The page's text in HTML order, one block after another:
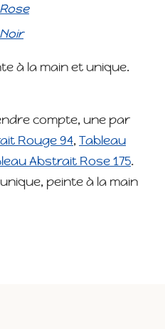
à la main et unique.
compte, une par
Rouge 94,Tableau
Abstrait Rose 175.
peinte à la main